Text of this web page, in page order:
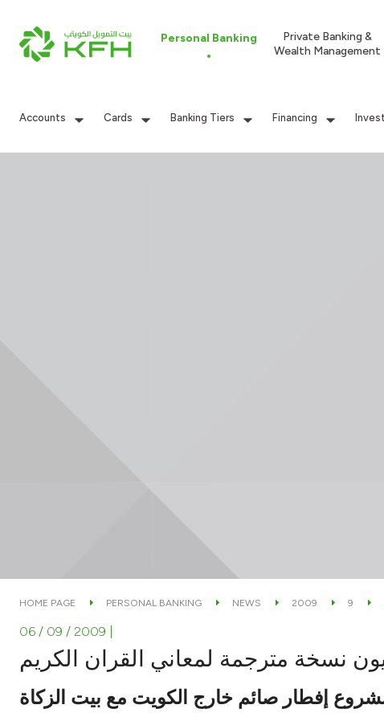
Personal Banking
Private Banking &
Wealth Management
Accounts Cards Banking Tiers Financing
HOME PAGE PERSONAL BANKING NEWS 2009 9
06 / 09 / 2009
نسخة مترجمة لمعاني القران الكريم
إفطار صائم خارج الكويت مع بيت الزكاة